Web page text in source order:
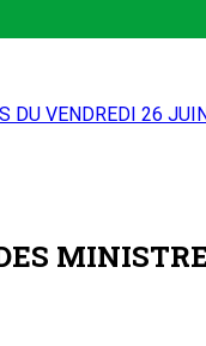
DU VENDREDI 26